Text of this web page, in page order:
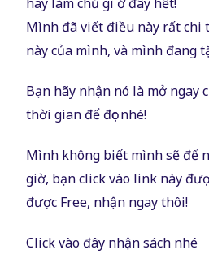
Mình đã viết điều này rất chi
này của mình, và mình đang
Bạn hãy nhận nó là mở ngay
thời gian để đọc nhé!
Mình không biết mình sẽ để
giờ, bạn click vào link này
được Free, nhận ngay thôi!
Click vào đây nhận sách nhé